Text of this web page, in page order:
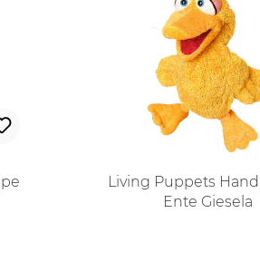
Living Puppets
Ente Giesela